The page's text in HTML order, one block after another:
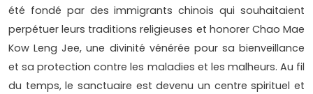
été fondé par des immigrants chinois qui souhaitaient
perpétuer leurs traditions religieuses et honorer Chao Mae
Kow Leng Jee, une divinité vénérée pour sa bienveillance
et sa protection contre les maladies et les malheurs. Au fil
du temps, le sanctuaire est devenu un centre spirituel et